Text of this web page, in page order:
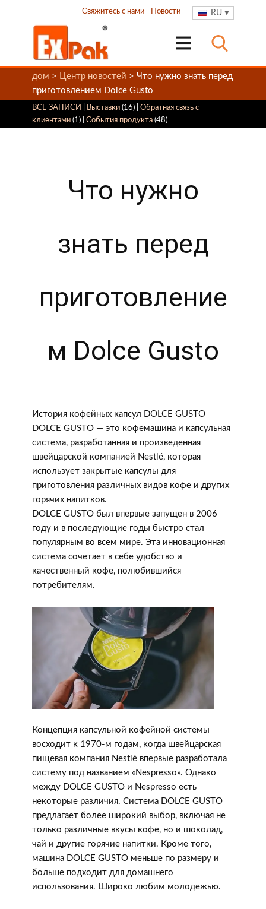
RU
Свяжитесь с нами - Новости
дом > Центр новостей > Что нужно знать перед
приготовлением Dolce Gusto
ВСЕ ЗАПИСИ Выставки (16) | Обратная связь с
клиентами (1) | События продукта (48)
Что нужно
знать перед
приготовление
м Dolce Gusto
История кофейных капсул DOLCE GUSTO
DOLCE GUSTO — это кофемашина и капсульная
система, разработанная и произведенная
швейцарской компанией Nestlé, которая
использует закрытые капсулы для
приготовления различных видов кофе и других
горячих напитков.
DOLCE GUSTO был впервые запущен в 2006
году и в последующие годы быстро стал
популярным во всем мире. Эта инновационная
система сочетает в себе удобство и
качественный кофе, полюбившийся
потребителям.
Концепция капсульной кофейной системы
восходит к 1970-м годам, когда швейцарская
пищевая компания Nestlé впервые разработала
систему под названием «Nespresso». Однако
между DOLCE GUSTO и Nespresso есть
некоторые различия. Система DOLCE GUSTO
предлагает более широкий выбор, включая не
только различные вкусы кофе, но и шоколад,
чай и другие горячие напитки. Кроме того,
машина DOLCE GUSTO меньше по размеру и
больше подходит для домашнего
использования. Широко любим молодежью.